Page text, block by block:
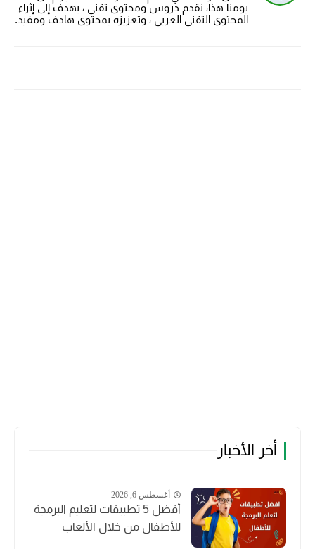
يومنا هذا، نقدم دروس ومحتوى تقني ، يهدف إلى إثراء
المحتوى التقني العربي ، وتعزيزه بمحتوى هادف ومفيد.
أخر الأخبار
أغسطس 6, 2026
أفضل 5 تطبيقات لتعليم البرمجة
للأطفال من خلال الألعاب